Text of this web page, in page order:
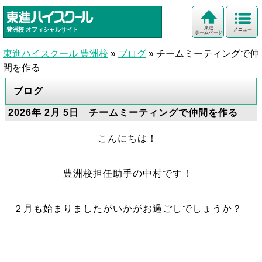
豊洲校 オフィシャルサイト メニュー
東進
ホームページ
東進ハイスクール 豊洲校 » ブログ » チームミーティングで仲
間を作る
ブログ
2026年 2月 5日 チームミーティングで仲間を作る
こんにちは！
豊洲校担任助手の中村です！
２月も始まりましたがいかがお過ごしでしょうか？